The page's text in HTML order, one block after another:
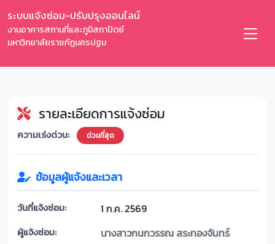
ระบบแจ้งซ่อม-ปรับปรุงออนไลน์
งานอาคารสถานที่และภูมิสถาปัตย์
มหาวิทยาลัยราชภัฏนครปฐม
รายละเอียดการแจ้งซ่อม
ความเร่งด่วน: ด่วนที่สุด
ข้อมูลผู้แจ้งและเวลา
วันที่แจ้งซ่อม: 1 ก.ค. 2569
ผู้แจ้งซ่อม: นางสาวกนกวรรณ สระทองจันทร์